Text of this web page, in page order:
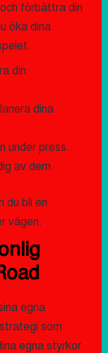
förbättra din
öka dina
din
dina
under press.
av dem.
du bli en
vägen.
egna
som
egna styrkor